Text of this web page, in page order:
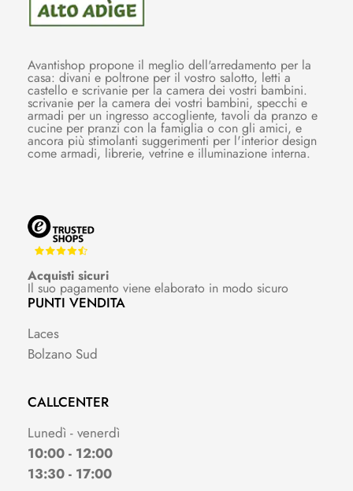
Avantishop propone il meglio dell'arredamento per la
casa: divani e poltrone per il vostro salotto, letti a
castello e scrivanie per la camera dei vostri bambini.
scrivanie per la camera dei vostri bambini, specchi e
armadi per un ingresso accogliente, tavoli da pranzo e
cucine per pranzi con la famiglia o con gli amici, e
ancora più stimolanti suggerimenti per l'interior design
come armadi, librerie, vetrine e illuminazione interna.
Acquisti sicuri
Il suo pagamento viene elaborato in modo sicuro
PUNTI VENDITA
Laces
Bolzano Sud
CALLCENTER
Lunedì - venerdì
10:00 - 12:00
13:30 - 17:00